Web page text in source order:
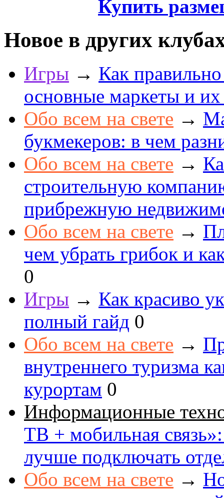
Купить
Новое в других
Игры → Как
основные маркеты и
Обо всем на свете →
букмекеров: в чем
Обо всем на свете →
строительную
прибрежную
Обо всем на свете →
чем убрать грибок и
0
Игры → Как красиво
полный гайд 0
Обо всем на свете →
внутреннего туризма
курортам 0
Информационные
ТВ + мобильная
лучше подключать
Обо всем на свете →